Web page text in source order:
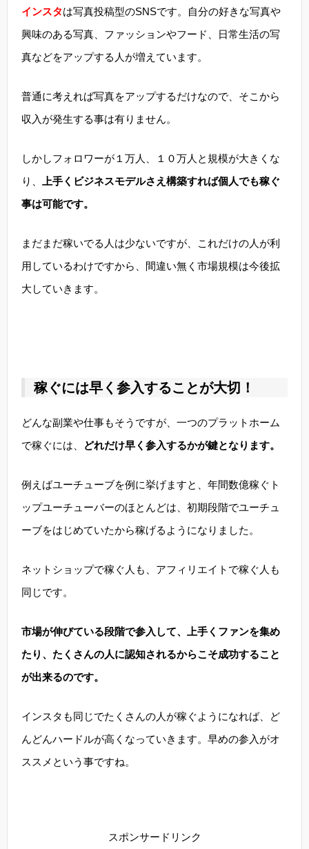
インスタは写真投稿型のSNSです。自分の好きな写真や
興味のある写真、ファッションやフード、日常生活の写
真などをアップする人が増えています。
普通に考えれば写真をアップするだけなので、そこから
収入が発生する事は有りません。
しかしフォロワーが１万人、１０万人と規模が大きくな
り、
上手くビジネスモデルさえ構築すれば個人でも稼ぐ
事は可能です。
まだまだ稼いでる人は少ないですが、これだけの人が利
用しているわけですから、間違い無く市場規模は今後拡
大していきます。
稼ぐには早く参入することが大切！
どんな副業や仕事もそうですが、一つのプラットホーム
で稼ぐには、
どれだけ早く参入するかが鍵となります。
例えばユーチューブを例に挙げますと、年間数億稼ぐト
ップユーチューバーのほとんどは、初期段階でユーチュ
ーブをはじめていたから稼げるようになりました。
ネットショップで稼ぐ人も、アフィリエイトで稼ぐ人も
同じです。
市場が伸びている段階で参入して、上手くファンを集め
たり、たくさんの人に認知されるからこそ成功すること
が出来るのです。
インスタも同じでたくさんの人が稼ぐようになれば、ど
んどんハードルが高くなっていきます。早めの参入がオ
ススメという事ですね。
スポンサードリンク